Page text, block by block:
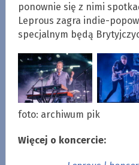
ponownie się z nimi
Leprous zagra indie-
specjalnym będą
foto: archiwum pik
Więcej o koncercie: